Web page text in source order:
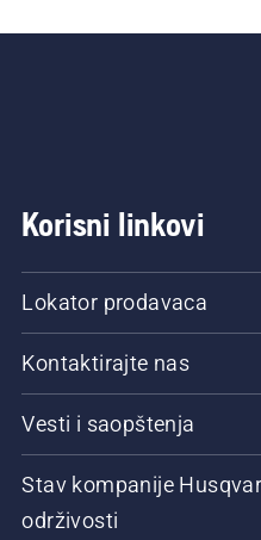
Korisni linkovi
Lokator prodavaca
Kontaktirajte nas
Vesti i saopštenja
Stav kompanije
održivosti